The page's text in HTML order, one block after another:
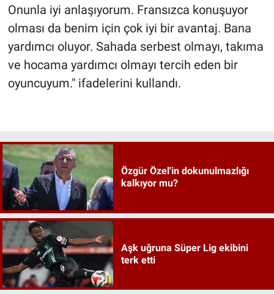
Onunla iyi anlaşıyorum. Fransızca konuşuyor
olması da benim için çok iyi bir avantaj. Bana
yardımcı oluyor. Sahada serbest olmayı, takıma
ve hocama yardımcı olmayı tercih eden bir
oyuncuyum." ifadelerini kullandı.
Özgür Özel'in dokunulmazlığı
kalkıyor mu?
Aşk uğruna Süper Lig ekibini
terk etti